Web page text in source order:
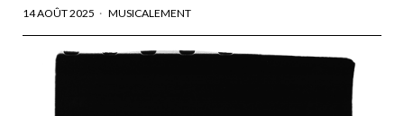
14 AOÛT 2025 MUSICALEMENT